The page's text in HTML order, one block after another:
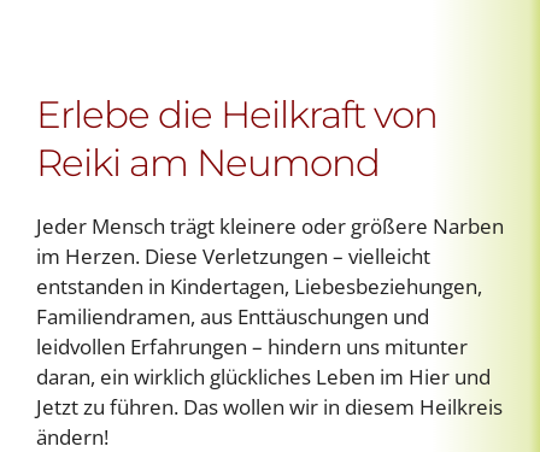
Erlebe die Heilkraft von
Reiki am Neumond
Jeder Mensch trägt kleinere oder größere Narben
im Herzen. Diese Verletzungen – vielleicht
entstanden in Kindertagen, Liebesbeziehungen,
Familiendramen, aus Enttäuschungen und
leidvollen Erfahrungen – hindern uns mitunter
daran, ein wirklich glückliches Leben im Hier und
Jetzt zu führen. Das wollen wir in diesem Heilkreis
ändern!